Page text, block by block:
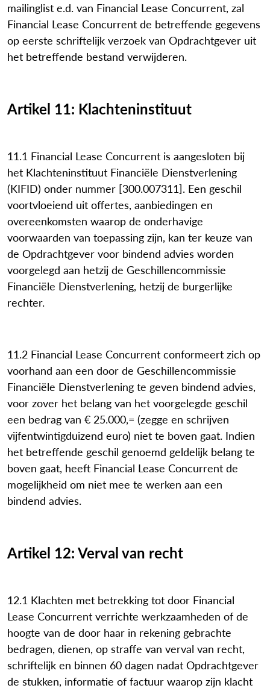
mailinglist e.d. van Financial Lease Concurrent, zal
Financial Lease Concurrent de betreffende gegevens
op eerste schriftelijk verzoek van Opdrachtgever uit
het betreffende bestand verwijderen.
Artikel 11: Klachteninstituut
11.1 Financial Lease Concurrent is aangesloten bij
het Klachteninstituut Financiële Dienstverlening
(KIFID) onder nummer [300.007311]. Een geschil
voortvloeiend uit offertes, aanbiedingen en
overeenkomsten waarop de onderhavige
voorwaarden van toepassing zijn, kan ter keuze van
de Opdrachtgever voor bindend advies worden
voorgelegd aan hetzij de Geschillencommissie
Financiële Dienstverlening, hetzij de burgerlijke
rechter.
11.2 Financial Lease Concurrent conformeert zich op
voorhand aan een door de Geschillencommissie
Financiële Dienstverlening te geven bindend advies,
voor zover het belang van het voorgelegde geschil
een bedrag van € 25.000,= (zegge en schrijven
vijfentwintigduizend euro) niet te boven gaat. Indien
het betreffende geschil genoemd geldelijk belang te
boven gaat, heeft Financial Lease Concurrent de
mogelijkheid om niet mee te werken aan een
bindend advies.
Artikel 12: Verval van recht
12.1 Klachten met betrekking tot door Financial
Lease Concurrent verrichte werkzaamheden of de
hoogte van de door haar in rekening gebrachte
bedragen, dienen, op straffe van verval van recht,
schriftelijk en binnen 60 dagen nadat Opdrachtgever
de stukken, informatie of factuur waarop zijn klacht